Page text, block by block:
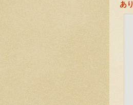
あ